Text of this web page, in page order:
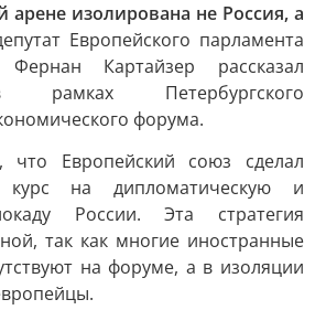
изолирована не Россия, а
Европейского парламента
Картайзер рассказал
рамках Петербургского
форума.
что Европейский союз сделал
на дипломатическую и
России. Эта стратегия
так как многие иностранные
на форуме, а в изоляции